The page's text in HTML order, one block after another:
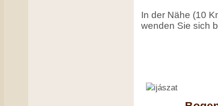
In der Nähe (10
wenden Sie sich